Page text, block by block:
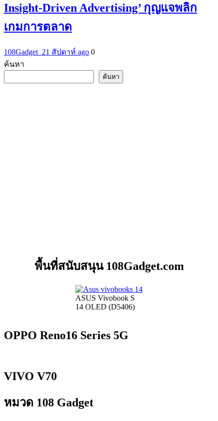
Insight-Driven Advertising’ กุญแจพลิก
เกมการตลาด
108Gadget_21 สัปดาห์ ago 0
ค้นหา
ค้นหา
พื้นที่สนับสนุน 108Gadget.com
ASUS Vivobook S
14 OLED (D5406)
OPPO Reno16 Series 5G
VIVO V70
หมวด 108 Gadget